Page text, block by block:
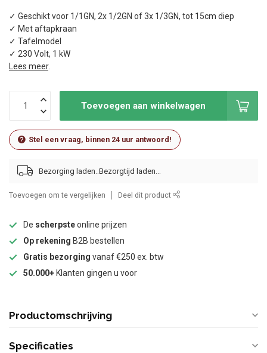
✓ Geschikt voor 1/1GN, 2x 1/2GN of 3x 1/3GN, tot 15cm diep
✓ Met aftapkraan
✓ Tafelmodel
✓ 230 Volt, 1 kW
Lees meer.
Toevoegen aan winkelwagen
Stel een vraag, binnen 24 uur antwoord!
Bezorging laden..
Toevoegen om te vergelijken Deel dit product
De scherpsteonline prijzen
Op rekening B2B bestellen
Gratis bezorging vanaf €250 ex. btw
50.000+ Klanten gingen u voor
Productomschrijving
Specificaties